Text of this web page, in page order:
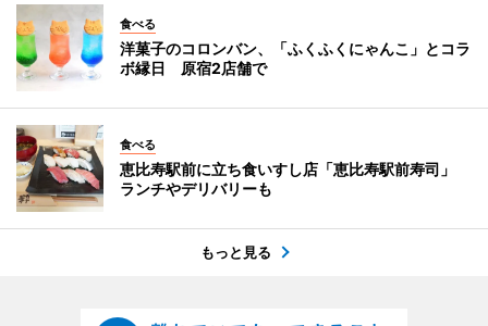
食べる
洋菓子のコロンバン、「ふくふくにゃんこ」とコラ
ボ縁日 原宿2店舗で
食べる
恵比寿駅前に立ち食いすし店「恵比寿駅前寿司」
ランチやデリバリーも
もっと見る